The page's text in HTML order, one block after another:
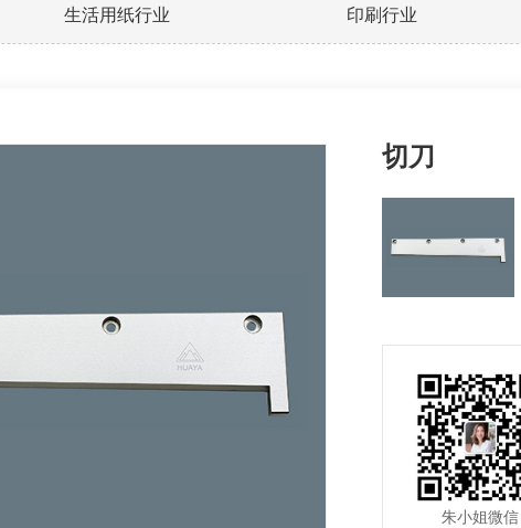
齿刀
生活用纸行业 印刷行业
切刀
朱小姐微信